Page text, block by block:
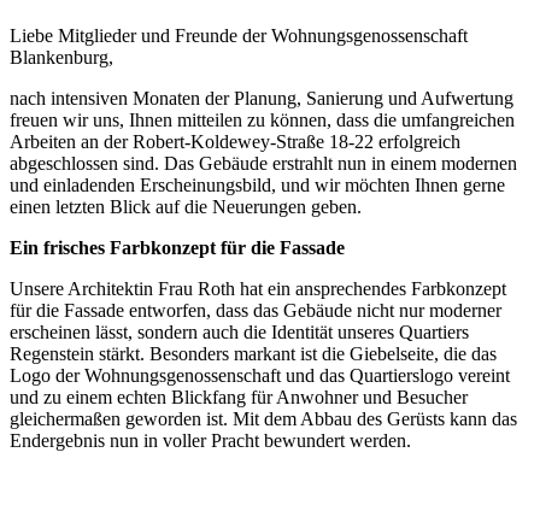
Liebe Mitglieder und Freunde der Wohnungsgenossenschaft
Blankenburg,
nach intensiven Monaten der Planung, Sanierung und Aufwertung
freuen wir uns, Ihnen mitteilen zu können, dass die umfangreichen
Arbeiten an der Robert-Koldewey-Straße 18-22 erfolgreich
abgeschlossen sind. Das Gebäude erstrahlt nun in einem modernen
und einladenden Erscheinungsbild, und wir möchten Ihnen gerne
einen letzten Blick auf die Neuerungen geben.
Ein frisches Farbkonzept für die Fassade
Unsere Architektin Frau Roth hat ein ansprechendes Farbkonzept
für die Fassade entworfen, dass das Gebäude nicht nur moderner
erscheinen lässt, sondern auch die Identität unseres Quartiers
Regenstein stärkt. Besonders markant ist die Giebelseite, die das
Logo der Wohnungsgenossenschaft und das Quartierslogo vereint
und zu einem echten Blickfang für Anwohner und Besucher
gleichermaßen geworden ist. Mit dem Abbau des Gerüsts kann das
Endergebnis nun in voller Pracht bewundert werden.